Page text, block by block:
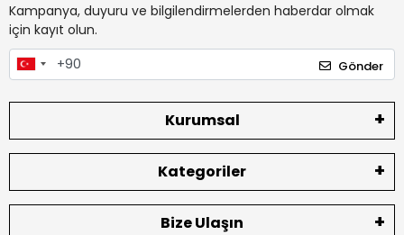
Kampanya, duyuru ve bilgilendirmelerden haberdar olmak
için kayıt olun.
Gönder
Kurumsal
Kategoriler
Bize Ulaşın